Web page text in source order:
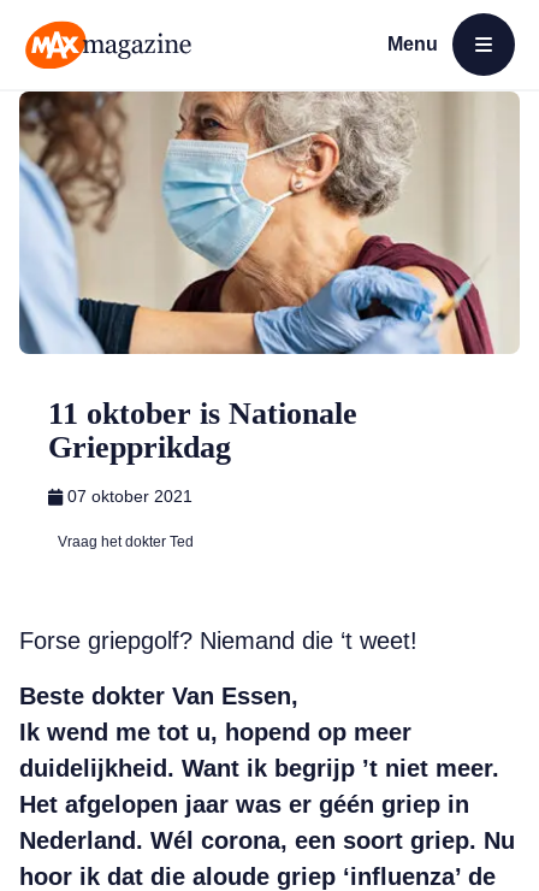
Menu
Open menu
11 oktober is Nationale
Griepprikdag
07 oktober 2021
Vraag het dokter Ted
Forse griepgolf? Niemand die ‘t weet!
Beste dokter Van Essen,
Ik wend me tot u, hopend op meer
duidelijkheid. Want ik begrijp ’t niet meer.
Het afgelopen jaar was er géén griep in
Nederland. Wél corona, een soort griep. Nu
hoor ik dat die aloude griep ‘influenza’ de